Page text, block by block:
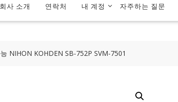
회사 소개 연락처 내 계정 자주하는 질문
NIHON KOHDEN SB-752P SVM-7501